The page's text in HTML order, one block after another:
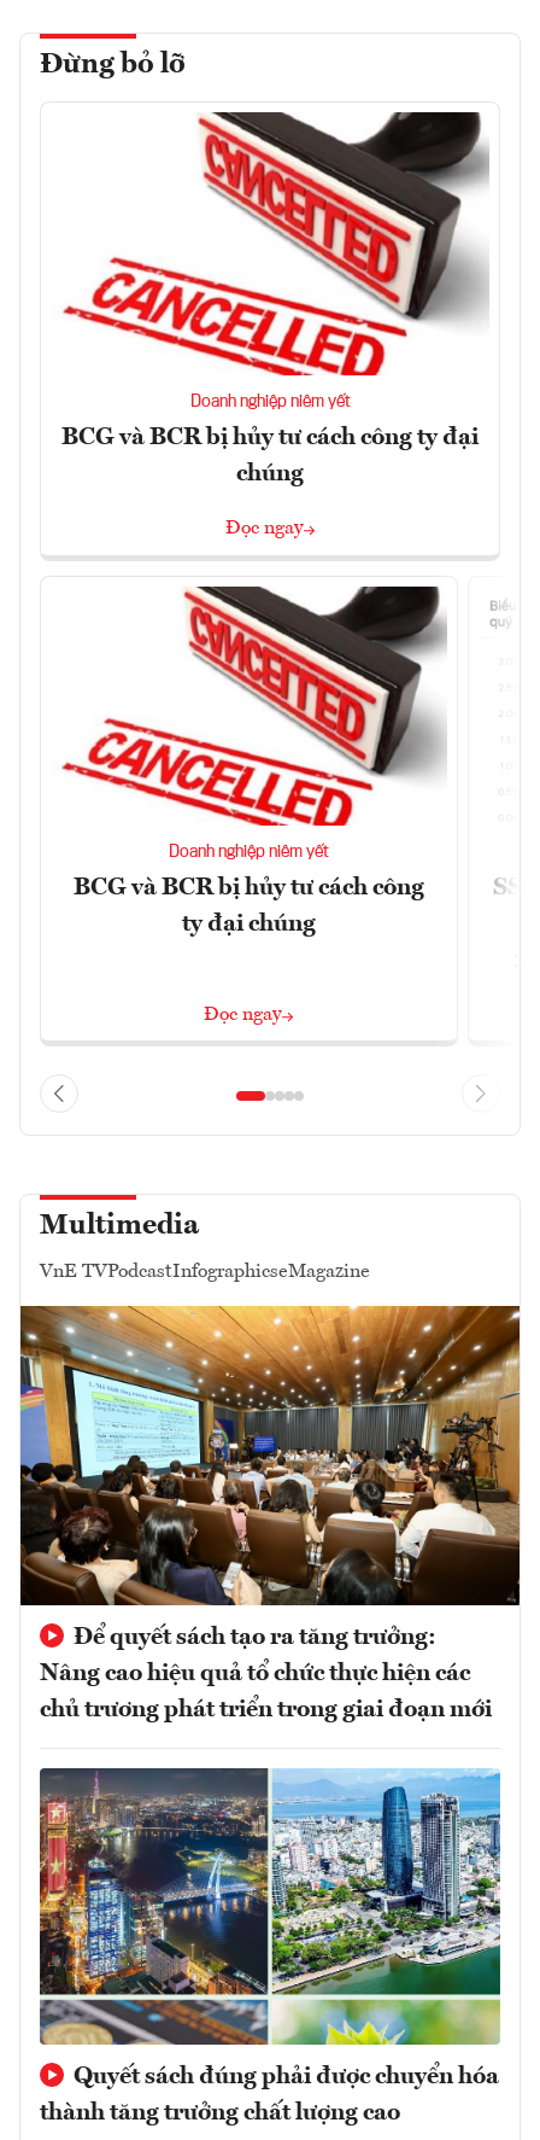
Đừng bỏ lỡ
Doanh nghiệp niêm yết
BCG và BCR bị hủy tư cách công ty đại
chúng
Đọc ngay
Doanh nghiệp niêm yết
BCG và BCR bị hủy tư cách công
ty đại chúng
Đọc ngay
SSI
Multimedia
VnE TVPodcastInfographicseMagazine
Để quyết sách tạo ra tăng trưởng:
Nâng cao hiệu quả tổ chức thực hiện các
chủ trương phát triển trong giai đoạn mới
Quyết sách đúng phải được chuyển hóa
thành tăng trưởng chất lượng cao